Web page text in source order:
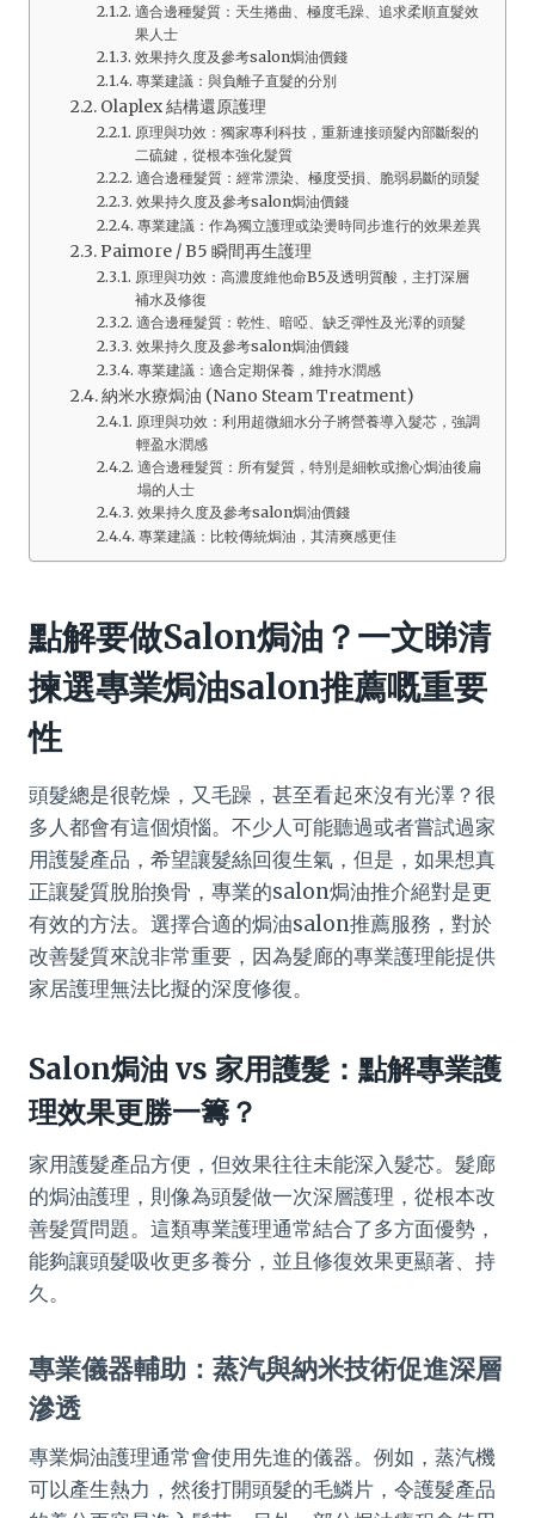
適合邊種髮質：天生捲曲、極度毛躁、追求柔順直髮效
果人士
效果持久度及參考salon焗油價錢
專業建議：與負離子直髮的分別
Olaplex 結構還原護理
原理與功效：獨家專利科技，重新連接頭髮內部斷裂的
二硫鍵，從根本強化髮質
適合邊種髮質：經常漂染、極度受損、脆弱易斷的頭髮
效果持久度及參考salon焗油價錢
專業建議：作為獨立護理或染燙時同步進行的效果差異
Paimore / B5 瞬間再生護理
原理與功效：高濃度維他命B5及透明質酸，主打深層
補水及修復
適合邊種髮質：乾性、暗啞、缺乏彈性及光澤的頭髮
效果持久度及參考salon焗油價錢
專業建議：適合定期保養，維持水潤感
納米水療焗油 (Nano Steam Treatment)
原理與功效：利用超微細水分子將營養導入髮芯，強調
輕盈水潤感
適合邊種髮質：所有髮質，特別是細軟或擔心焗油後扁
塌的人士
效果持久度及參考salon焗油價錢
專業建議：比較傳統焗油，其清爽感更佳
點解要做Salon焗油？一文睇清
揀選專業焗油salon推薦嘅重要
性
頭髮總是很乾燥，又毛躁，甚至看起來沒有光澤？很
多人都會有這個煩惱。不少人可能聽過或者嘗試過家
用護髮產品，希望讓髮絲回復生氣，但是，如果想真
正讓髮質脫胎換骨，專業的salon焗油推介絕對是更
有效的方法。選擇合適的焗油salon推薦服務，對於
改善髮質來說非常重要，因為髮廊的專業護理能提供
家居護理無法比擬的深度修復。
Salon焗油 vs 家用護髮：點解專業護
理效果更勝一籌？
家用護髮產品方便，但效果往往未能深入髮芯。髮廊
的焗油護理，則像為頭髮做一次深層護理，從根本改
善髮質問題。這類專業護理通常結合了多方面優勢，
能夠讓頭髮吸收更多養分，並且修復效果更顯著、持
久。
專業儀器輔助：蒸汽與納米技術促進深層
滲透
專業焗油護理通常會使用先進的儀器。例如，蒸汽機
可以產生熱力，然後打開頭髮的毛鱗片，令護髮產品